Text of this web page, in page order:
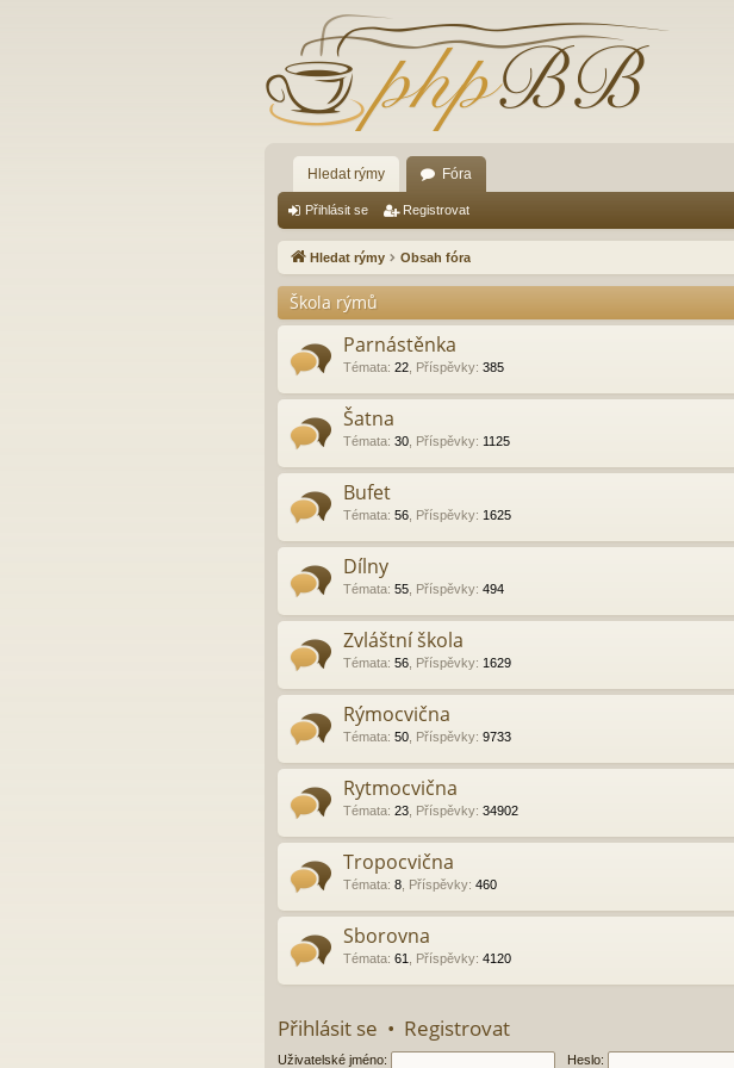
Hledat rýmy Fóra
Přihlásit se Registrovat
Hledat rýmy Obsah fóra
Škola rýmů
Parnástěnka
Témata: 22 Příspěvky: 385
Šatna
Témata: 30 Příspěvky: 1125
Bufet
Témata: 56 Příspěvky: 1625
Dílny
Témata: 55 Příspěvky: 494
Zvláštní škola
Témata: 56 Příspěvky: 1629
Rýmocvična
Témata: 50 Příspěvky: 9733
Rytmocvična
Témata: 23 Příspěvky: 34902
Tropocvična
Témata: 8 Příspěvky: 460
Sborovna
Témata: 61 Příspěvky: 4120
Přihlásit se • Registrovat
Uživatelské jméno: Heslo: